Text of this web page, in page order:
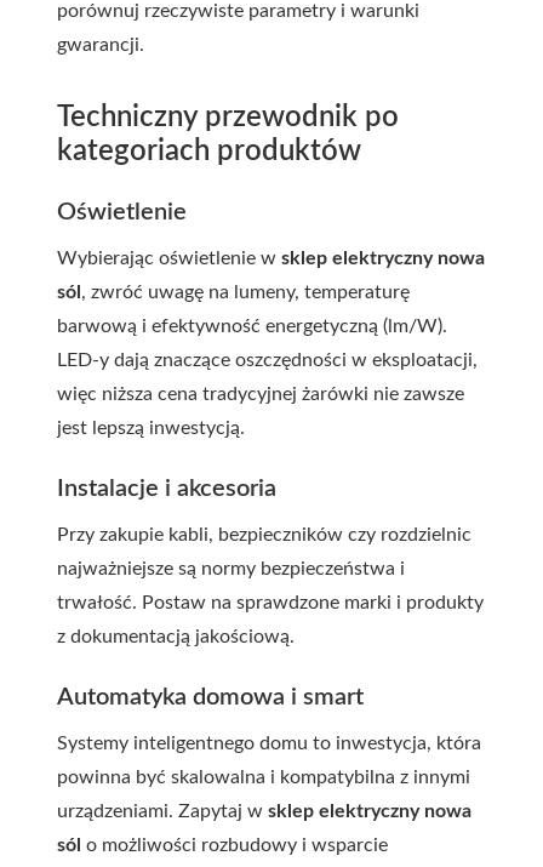
porównuj rzeczywiste parametry i warunki
gwarancji.
Techniczny przewodnik po
kategoriach produktów
Oświetlenie
Wybierając oświetlenie w sklep elektryczny nowa
sól , zwróć uwagę na lumeny, temperaturę
barwową i efektywność energetyczną (lm/W).
LED-y dają znaczące oszczędności w eksploatacji,
więc niższa cena tradycyjnej żarówki nie zawsze
jest lepszą inwestycją.
Instalacje i akcesoria
Przy zakupie kabli, bezpieczników czy rozdzielnic
najważniejsze są normy bezpieczeństwa i
trwałość. Postaw na sprawdzone marki i produkty
z dokumentacją jakościową.
Automatyka domowa i smart
Systemy inteligentnego domu to inwestycja, która
powinna być skalowalna i kompatybilna z innymi
urządzeniami. Zapytaj w sklep elektryczny nowa
sól o możliwości rozbudowy i wsparcie